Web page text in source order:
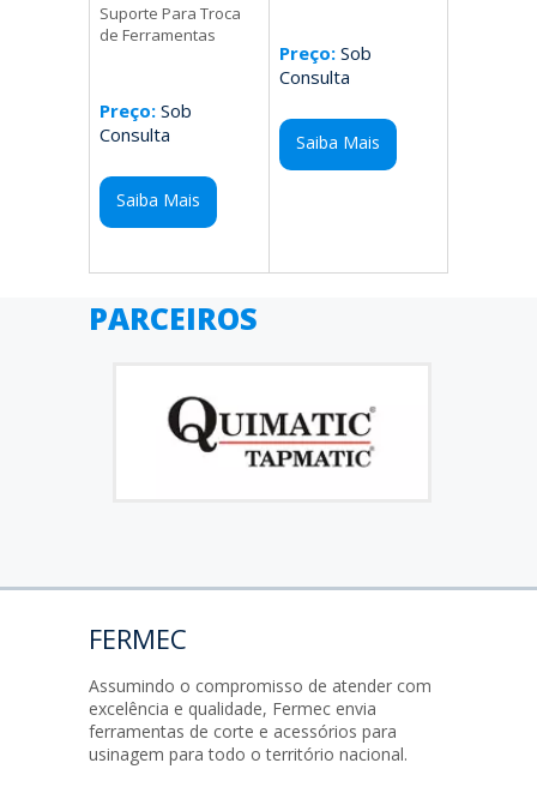
Suporte Para Troca
de Ferramentas
Preço: Sob
Consulta
Saiba Mais
Preço:Sob
Consulta
Saiba Mais
PARCEIROS
FERMEC
Assumindo o compromisso de atender com
excelência e qualidade, Fermec envia
ferramentas de corte e acessórios para
usinagem para todo o território nacional.